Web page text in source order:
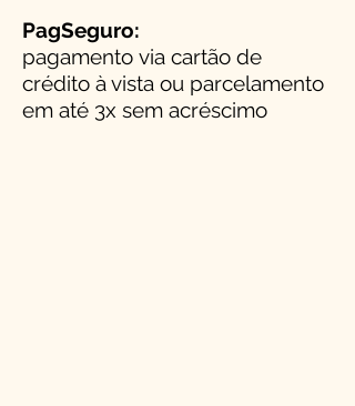
PagSeguro:
pagamento via cartão de
crédito à vista ou parcelamento
em até 3x sem acréscimo